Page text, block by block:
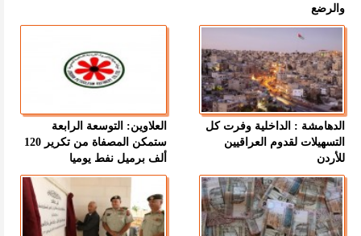
والرضع
الدهامشة : الداخلية وفرت كل
التسهيلات لقدوم العراقيين
للأردن
العلاوين: التوسعة الرابعة
ستمكن المصفاة من تكرير 120
ألف برميل نفط يوميا